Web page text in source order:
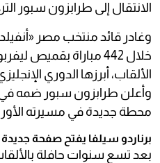
الانتقال إلى طرابزون سبور
خلال 442 مباراة
الألقاب، أبرزها الدوري
وأعلن طرابزون سبور ضمه في
محطة جديدة في مسيرته
برناردو سيلفا يفتح صفحة
بعد تسع سنوات حافلة